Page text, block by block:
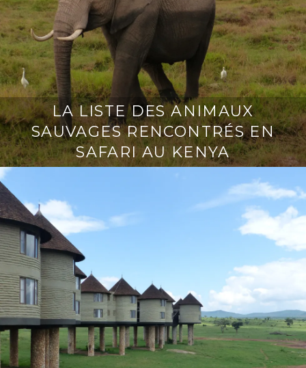
LA LISTE DES ANIMAUX
SAUVAGES RENCONTRÉS EN
SAFARI AU KENYA